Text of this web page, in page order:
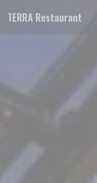
TERRA Restaurant